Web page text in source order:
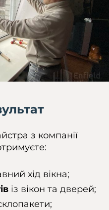
з компанії
хід вікна;
із вікон та дверей;